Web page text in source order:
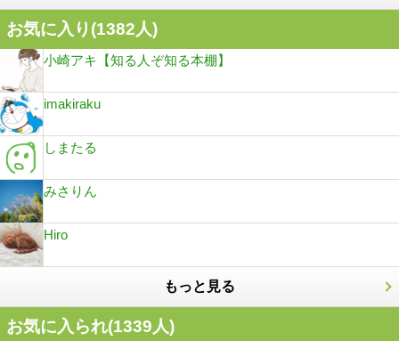
お気に入り(1382人)
小崎アキ【知る人ぞ知る本棚】
imakiraku
しまたる
みさりん
Hiro
もっと見る
お気に入られ(1339人)